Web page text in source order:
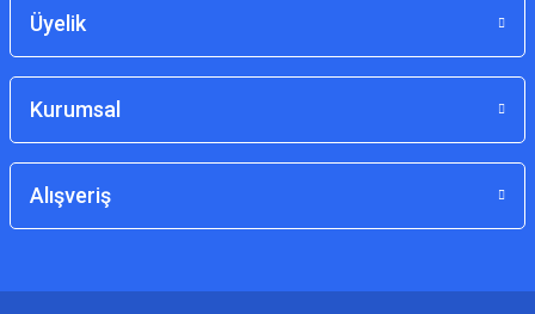
Üyelik
Kurumsal
Alışveriş